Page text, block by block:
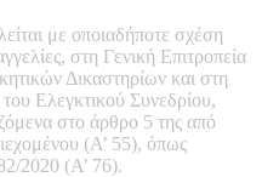
με οποιαδήποτε σχέση
στη Γενική Επιτροπεία
Δικαστηρίων και στη
του Ελεγκτικού Συνεδρίου,
στο άρθρο 5 της από
(Α’ 55), όπως
2020 (Α’ 76).